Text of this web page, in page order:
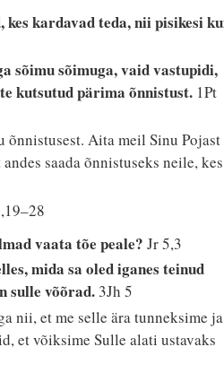
kes kardavad teda, nii pisikesi
sõimu sõimuga, vaid vastupidi,
kutsutud pärima õnnistust. 1Pt
õnnistusest. Aita meil Sinu Pojast
saada õnnistuseks neile, kes
vaata tõe peale?Jr 5,3
mida sa oled iganes teinud
sulle võõrad. 3Jh 5
nii, et me selle ära tunneksime ja
et võiksime Sulle alati ustavaks